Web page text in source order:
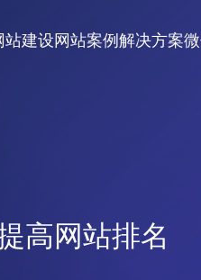
站建设 网站案例 解决方案
高网站排名